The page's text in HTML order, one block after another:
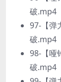
破.mp4
97-【弹
破.mp4
98-【哑
破.mp4